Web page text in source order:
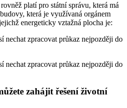
platí pro státní správu, která má
která je využívaná orgánem
energeticky vztažná plocha je:
nechat zpracovat průkaz nejpozději do
nechat zpracovat průkaz nejpozději do
zahájit řešení životní